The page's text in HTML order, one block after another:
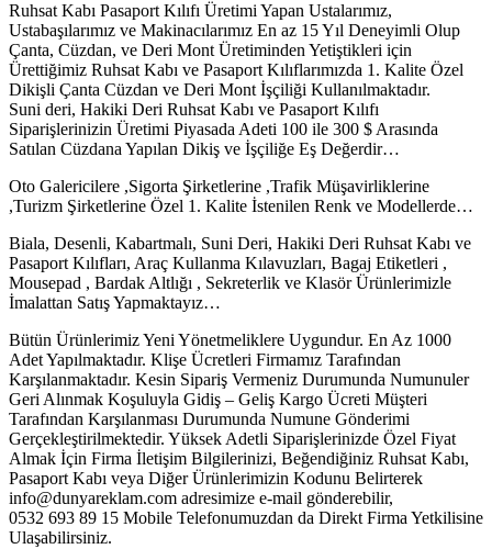
Ruhsat Kabı Pasaport Kılıfı Üretimi Yapan Ustalarımız,
Ustabaşılarımız ve Makinacılarımız En az 15 Yıl Deneyimli Olup
Çanta, Cüzdan, ve Deri Mont Üretiminden Yetiştikleri için
Ürettiğimiz Ruhsat Kabı ve Pasaport Kılıflarımızda 1. Kalite Özel
Dikişli Çanta Cüzdan ve Deri Mont İşçiliği Kullanılmaktadır.
Suni deri, Hakiki Deri Ruhsat Kabı ve Pasaport Kılıfı
Siparişlerinizin Üretimi Piyasada Adeti 100 ile 300 $ Arasında
Satılan Cüzdana Yapılan Dikiş ve İşçiliğe Eş Değerdir…
Oto Galericilere ,Sigorta Şirketlerine ,Trafik Müşavirliklerine
,Turizm Şirketlerine Özel 1. Kalite İstenilen Renk ve Modellerde…
Biala, Desenli, Kabartmalı, Suni Deri, Hakiki Deri Ruhsat Kabı ve
Pasaport Kılıfları, Araç Kullanma Kılavuzları, Bagaj Etiketleri ,
Mousepad , Bardak Altlığı , Sekreterlik ve Klasör Ürünlerimizle
İmalattan Satış Yapmaktayız…
Bütün Ürünlerimiz Yeni Yönetmeliklere Uygundur. En Az 1000
Adet Yapılmaktadır. Klişe Ücretleri Firmamız Tarafından
Karşılanmaktadır. Kesin Sipariş Vermeniz Durumunda Numunuler
Geri Alınmak Koşuluyla Gidiş – Geliş Kargo Ücreti Müşteri
Tarafından Karşılanması Durumunda Numune Gönderimi
Gerçekleştirilmektedir. Yüksek Adetli Siparişlerinizde Özel Fiyat
Almak İçin Firma İletişim Bilgilerinizi, Beğendiğiniz Ruhsat Kabı,
Pasaport Kabı veya Diğer Ürünlerimizin Kodunu Belirterek
info@dunyareklam.com adresimize e-mail gönderebilir,
0532 693 89 15 Mobile Telefonumuzdan da Direkt Firma Yetkilisine
Ulaşabilirsiniz.